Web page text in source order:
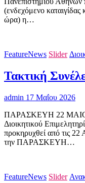
(ενδεχόμενο καταιγίδας
ώρα) η…
FeatureNews Slider
Τακτική
admin 17 Μαΐου 2026
ΠΑΡΑΣΚΕΥΗ 22
Διοικητικού
προκηρυχθεί από τις 22
την ΠΑΡΑΣΚΕΥΗ…
FeatureNews Slider